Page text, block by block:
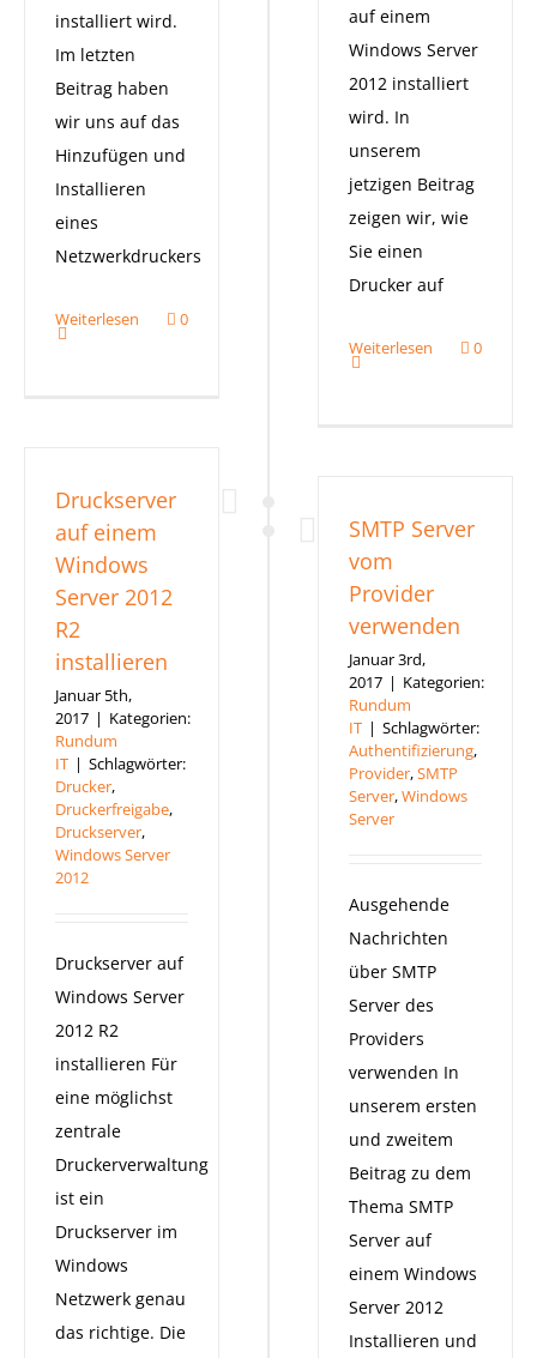
installiert wird.
Im letzten
Beitrag haben
wir uns auf das
Hinzufügen und
Installieren
eines
Netzwerkdruckers
Weiterlesen 0
auf einem
Windows Server
2012 installiert
wird. In
unserem
jetzigen Beitrag
zeigen wir, wie
Sie einen
Drucker auf
Weiterlesen 0
Druckserver
auf einem
Windows
Server 2012
R2
installieren
Januar 5th,
2017 | Kategorien:
Rundum
IT | Schlagwörter:
Drucker,
Druckerfreigabe,
Druckserver,
Windows Server
2012
Druckserver auf
Windows Server
2012 R2
installieren Für
eine möglichst
zentrale
Druckerverwaltung
ist ein
Druckserver im
Windows
Netzwerk genau
das richtige. Die
SMTP Server
vom
Provider
verwenden
Januar 3rd,
2017 | Kategorien:
Rundum
IT | Schlagwörter:
Authentifizierung,
Provider,SMTP
Server,Windows
Server
Ausgehende
Nachrichten
über SMTP
Server des
Providers
verwenden In
unserem ersten
und zweitem
Beitrag zu dem
Thema SMTP
Server auf
einem Windows
Server 2012
Installieren und